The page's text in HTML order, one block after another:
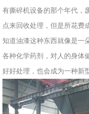
有撕碎机设备的那个年代，
点来回收处理，但是所花费
知道油漆这种东西就像是一
各种化学药剂，对人的身体
好好处理，也会成为一种新